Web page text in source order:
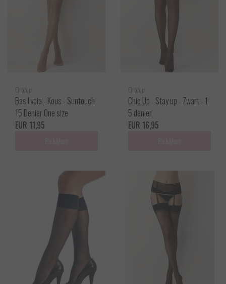
Oroblu
Bas Lycia - Kous - Suntouch
15 Denier One size
EUR 11,95
Oroblu
Chic Up - Stay up - Zwart - 1
5 denier
EUR 16,95